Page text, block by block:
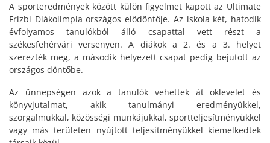
A sporteredmények között külön figyelmet kapott az Ultimate
Frizbi Diákolimpia országos elődöntője. Az iskola két, hatodik
évfolyamos tanulókból álló csapattal vett részt a
székesfehérvári versenyen. A diákok a 2. és a 3. helyet
szerezték meg, a második helyezett csapat pedig bejutott az
országos döntőbe.
Az ünnepségen azok a tanulók vehettek át oklevelet és
könyvjutalmat, akik tanulmányi eredményükkel,
szorgalmukkal, közösségi munkájukkal, sportteljesítményükkel
vagy más területen nyújtott teljesítményükkel kiemelkedtek